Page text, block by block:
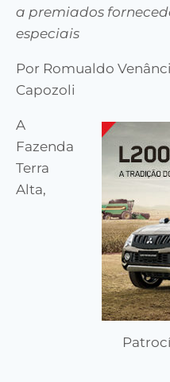
a premiados
especiais
Por Romualdo
Capozoli
A
Fazenda
Terra
Alta,